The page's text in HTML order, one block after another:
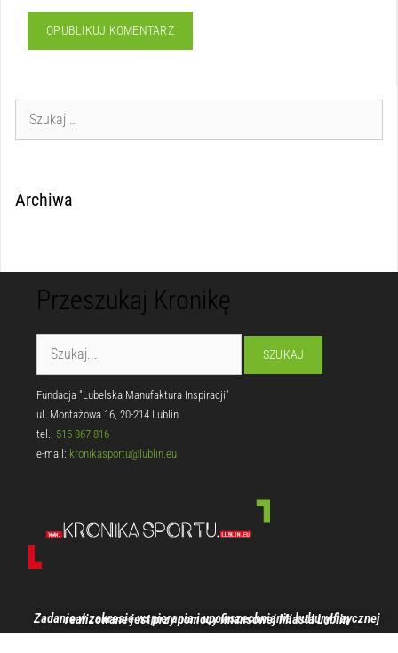
Archiwa
Przeszukaj Kronikę
Fundacja "Lubelska Manufaktura Inspiracji"
ul. Montażowa 16, 20-214 Lublin
tel.: 515 867 816
e-mail: kronikasportu@lublin.eu
Zadanie w zakresie wspierania i upowszechniania kultury fizycznej realizowane jest przy pomocy finansowej Miasta Lublin